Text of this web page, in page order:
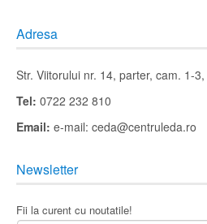
Adresa
Str. Viitorului nr. 14, parter, cam. 1-
Tel: 0722 232 810
Email: e-mail: ceda@centruleda.ro
Newsletter
Fii la curent cu noutatile!